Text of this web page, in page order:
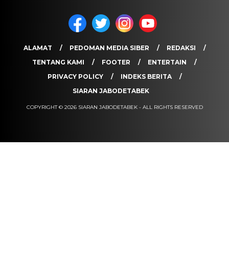
ALAMAT PEDOMAN MEDIA SIBER
REDAKSI
TENTANG KAMI
FOOTER
ENTERTAIN
PRIVACY POLICY
INDEKS BERITA
SIARAN JABODETABEK
COPYRIGHT © 2026 SIARAN JABODETABEK - ALL RIGHTS RESERVED